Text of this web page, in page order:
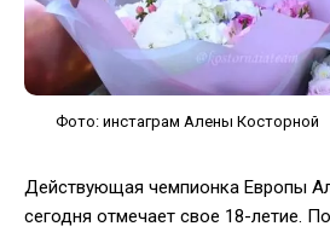
Фото: инстаграм Алены Косторной
Действующая чемпионка Европы
сегодня отмечает свое 18-летие.